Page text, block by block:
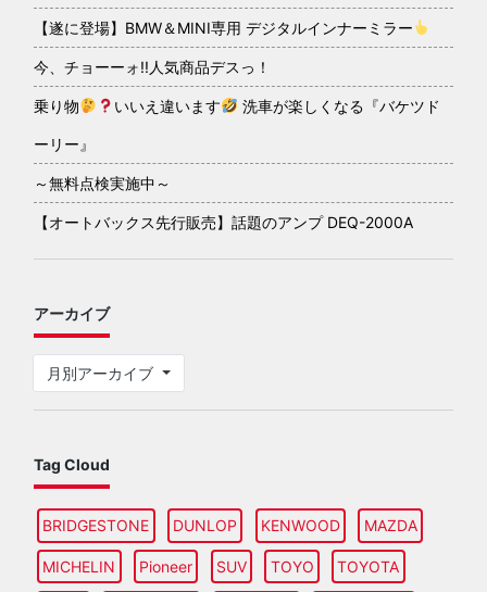
【遂に登場】BMW＆MINI専用 デジタルインナーミラー
今、チョーーォ!!人気商品デスっ！
乗り物 いいえ違います 洗車が楽しくなる『バケツド
ーリー』
～無料点検実施中～
【オートバックス先行販売】話題のアンプ DEQ-2000A
アーカイブ
月別アーカイブ
Tag Cloud
BRIDGESTONE DUNLOP KENWOOD MAZDA
MICHELIN Pioneer SUV TOYO TOYOTA